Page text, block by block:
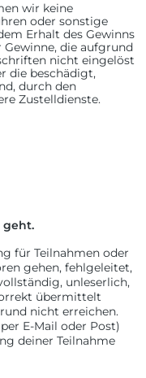
wir keine
oder sonstige
Erhalt des Gewinns
die aufgrund
nicht eingelöst
die beschädigt,
durch den
Zustelldienste.
geht.
für Teilnahmen oder
gehen, fehlgeleitet,
unleserlich,
übermittelt
nicht erreichen.
E-Mail oder Post)
deiner Teilnahme